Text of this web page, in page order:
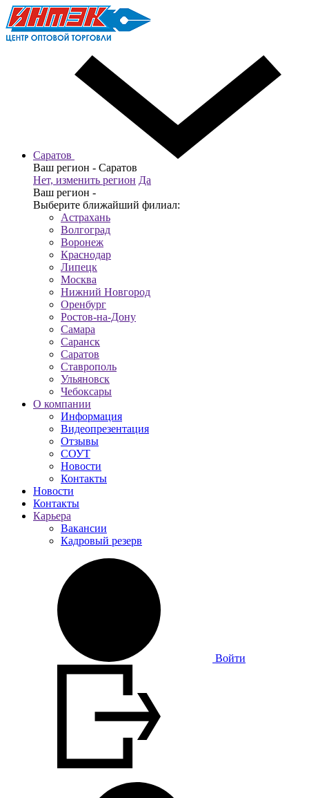
Саратов
Ваш регион - Саратов
Нет, изменить регион Да
Ваш регион -
Выберите ближайший филиал:
Астрахань
Волгоград
Воронеж
Краснодар
Липецк
Москва
Нижний Новгород
Оренбург
Ростов-на-Дону
Самара
Саранск
Саратов
Ставрополь
Ульяновск
Чебоксары
О компании
Информация
Видеопрезентация
Отзывы
СОУТ
Новости
Контакты
Новости
Контакты
Карьера
Вакансии
Кадровый резерв
Войти